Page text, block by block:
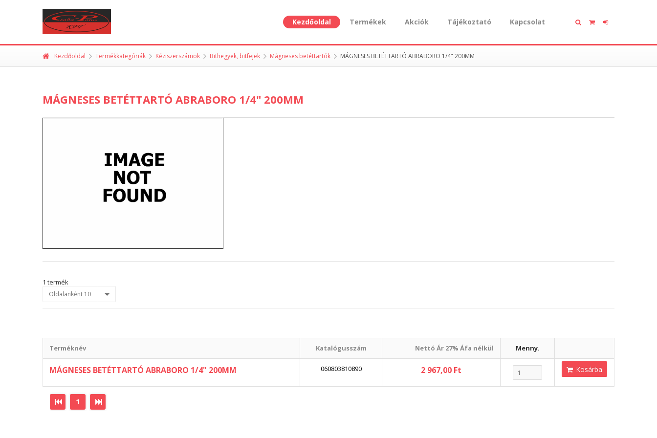
Kezdőoldal Termékek Akciók Tájékoztató Kapcsolat
Kezdőoldal Termékkategóriák Kéziszerszámok Bithegyek, bitfejek Mágneses betéttartók MÁGNESES BETÉTTARTÓ ABRABORO 1/4" 200MM
MÁGNESES BETÉTTARTÓ ABRABORO 1/4" 200MM
1 termék
Oldalanként 10
Terméknév Katalógusszám Nettó Ár 27% Áfa nélkül Menny.
MÁGNESES BETÉTTARTÓ ABRABORO 1/4" 200MM 060803810890 2 967,00 Ft Kosárba
1